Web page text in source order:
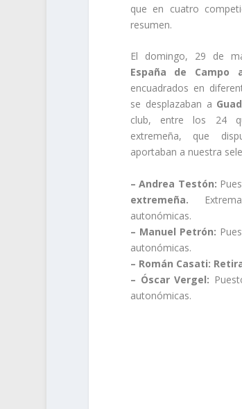
que en cuatro
resumen.
El domingo, 29 de
España de Campo
encuadrados en
se desplazaban a
club, entre los 24
extremeña, que
aportaban a nuestra
– Andrea Testón:
extremeña.
autonómicas.
– Manuel Petrón:
autonómicas.
– Román Casati:
– Óscar Vergel:
autonómicas.